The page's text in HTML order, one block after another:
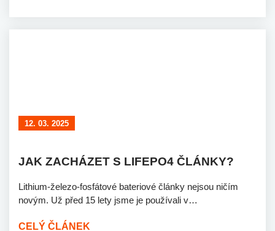
12. 03. 2025
JAK ZACHÁZET S LIFEPO4 ČLÁNKY?
Lithium-železo-fosfátové bateriové články nejsou ničím
novým. Už před 15 lety jsme je používali v…
CELÝ ČLÁNEK